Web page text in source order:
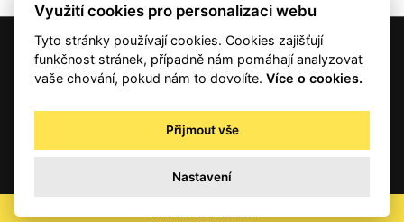
© 2001 — 2026 Copyright CMI News a dodavatelé obsahu. |
Autorská práva
Zpracování osobních údajů - registrovaní a předplatitelé
Zpracování osobních údajů pro novinářské a další účely
Obchodní podmínky
Využití cookies pro personalizaci webu
Tyto stránky používají cookies. Cookies zajišťují
funkčnost stránek, případně nám pomáhají analyzovat
vaše chování, pokud nám to dovolíte.Více o cookies.
Přijmout vše
Nastavení
CHCI NEWSLETTER